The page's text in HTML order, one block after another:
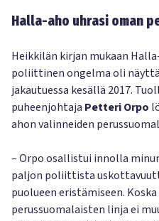
Halla-aho uhrasi oman
Heikkilän kirjan mukaan
poliittinen ongelma oli
jakautuessa kesällä 2017.
puheenjohtaja Petteri Orpo
ahon valinneiden
– Orpo osallistui innolla
paljon poliittista
puolueen eristämiseen.
perussuomalaisten linja ei